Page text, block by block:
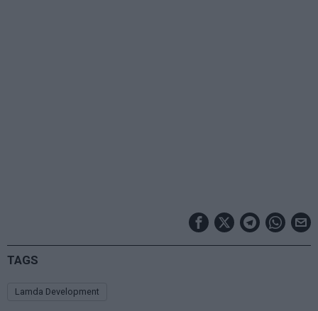
TAGS
Lamda Development